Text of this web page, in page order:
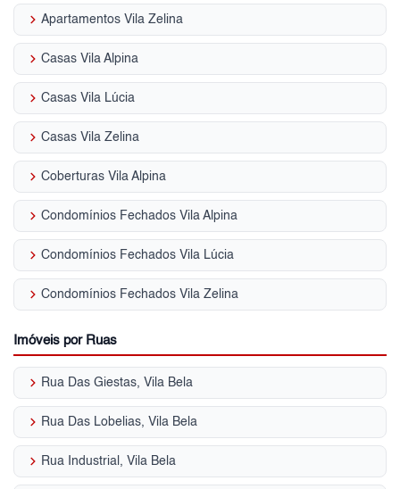
keyboard_arrow_right Apartamentos Vila Zelina
keyboard_arrow_right Casas Vila Alpina
keyboard_arrow_right Casas Vila Lúcia
keyboard_arrow_right Casas Vila Zelina
keyboard_arrow_right Coberturas Vila Alpina
keyboard_arrow_right Condomínios Fechados Vila Alpina
keyboard_arrow_right Condomínios Fechados Vila Lúcia
keyboard_arrow_right Condomínios Fechados Vila Zelina
Imóveis por Ruas
keyboard_arrow_right Rua Das Giestas, Vila Bela
keyboard_arrow_right Rua Das Lobelias, Vila Bela
keyboard_arrow_right Rua Industrial, Vila Bela